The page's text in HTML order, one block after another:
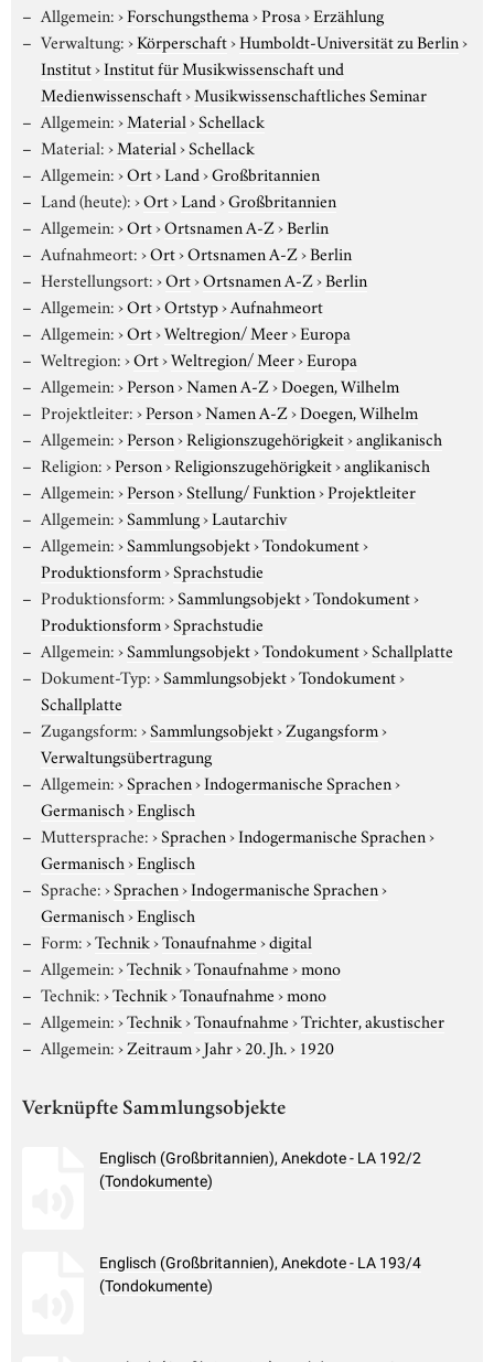
Allgemein:›Forschungsthema›Prosa›Erzählung
Verwaltung:›Körperschaft›Humboldt-Universität zu Berlin›
Institut›Institut für Musikwissenschaft und
Medienwissenschaft›Musikwissenschaftliches Seminar
Allgemein:›Material›Schellack
Material:›Material›Schellack
Allgemein:›Ort›Land›Großbritannien
Land (heute):›Ort›Land›Großbritannien
Allgemein:›Ort›Ortsnamen A-Z›Berlin
Aufnahmeort:›Ort›Ortsnamen A-Z›Berlin
Herstellungsort:›Ort›Ortsnamen A-Z›Berlin
Allgemein:›Ort›Ortstyp›Aufnahmeort
Allgemein:›Ort›Weltregion/ Meer›Europa
Weltregion:›Ort›Weltregion/ Meer›Europa
Allgemein:›Person›Namen A-Z›Doegen, Wilhelm
Projektleiter:›Person›Namen A-Z›Doegen, Wilhelm
Allgemein:›Person›Religionszugehörigkeit›anglikanisch
Religion:›Person›Religionszugehörigkeit›anglikanisch
Allgemein:›Person›Stellung/ Funktion›Projektleiter
Allgemein:›Sammlung›Lautarchiv
Allgemein:›Sammlungsobjekt›Tondokument›
Produktionsform›Sprachstudie
Produktionsform:›Sammlungsobjekt›Tondokument›
Produktionsform›Sprachstudie
Allgemein:›Sammlungsobjekt›Tondokument›Schallplatte
Dokument-Typ:›Sammlungsobjekt›Tondokument›
Schallplatte
Zugangsform:›Sammlungsobjekt›Zugangsform›
Verwaltungsübertragung
Allgemein:›Sprachen›Indogermanische Sprachen›
Germanisch›Englisch
Muttersprache:›Sprachen›Indogermanische Sprachen›
Germanisch›Englisch
Sprache:›Sprachen›Indogermanische Sprachen›
Germanisch›Englisch
Form:›Technik›Tonaufnahme›digital
Allgemein:›Technik›Tonaufnahme›mono
Technik:›Technik›Tonaufnahme›mono
Allgemein:›Technik›Tonaufnahme›Trichter, akustischer
Allgemein:›Zeitraum›Jahr›20. Jh.› 1920
Verknüpfte Sammlungsobjekte
Englisch (Großbritannien), Anekdote - LA 192/2
(Tondokumente)
Englisch (Großbritannien), Anekdote - LA 193/4
(Tondokumente)